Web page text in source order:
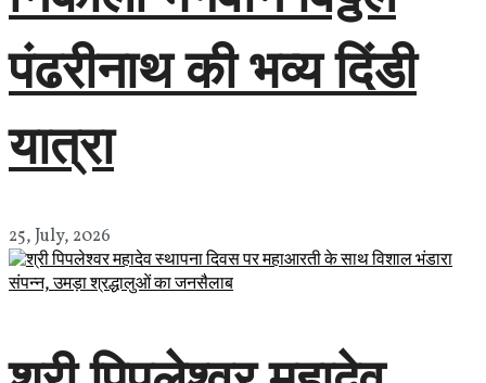
पंढरीनाथ की भव्य दिंडी
यात्रा
25, July, 2026